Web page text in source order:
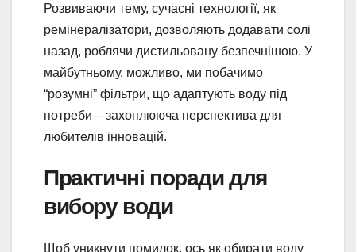
Розвиваючи тему, сучасні технології, як
ремінералізатори, дозволяють додавати солі
назад, роблячи дистильовану безпечнішою. У
майбутньому, можливо, ми побачимо
“розумні” фільтри, що адаптують воду під
потреби – захоплююча перспектива для
любителів інновацій.
Практичні поради для
вибору води
Щоб уникнути помилок, ось як обирати воду